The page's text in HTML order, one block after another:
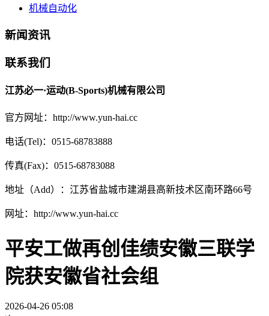
机械自动化
新闻资讯
联系我们
江苏必一·运动(B-Sports)机械有限公司
官方网址：http://www.yun-hai.cc
电话(Tel)：0515-68783888
传真(Fax)：0515-68783088
地址（Add）：江苏省盐城市建湖县高新技术区南环路66号
网址：http://www.yun-hai.cc
平安工做再创佳绩安徽三联学
院获安徽省社会组
2026-04-26 05:08